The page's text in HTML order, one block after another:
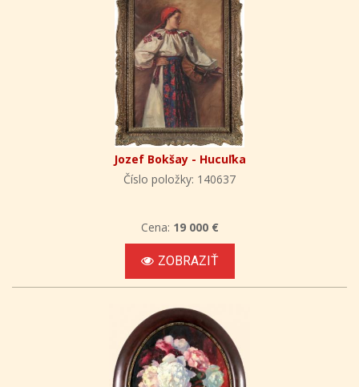
Jozef Bokšay - Hucuľka
Číslo položky: 140637
Cena: 19 000 €
ZOBRAZIŤ